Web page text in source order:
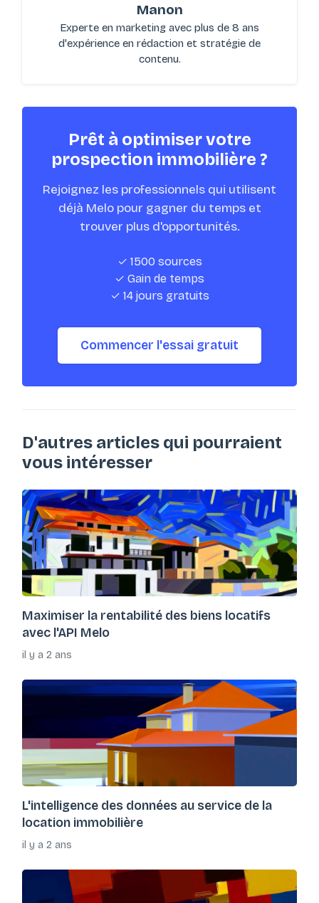
Manon
Experte en marketing avec plus de 8 ans
d'expérience en rédaction et stratégie de
contenu.
Prêt à optimiser votre
prospection immobilière ?
Rejoignez les professionnels qui utilisent
déjà Melo pour gagner du temps et
trouver plus d'opportunités.
✓ 1500 sources
✓ Gain de temps
✓ 14 jours gratuits
Commencer l'essai gratuit
D'autres articles qui pourraient
vous intéresser
Maximiser la rentabilité des biens locatifs
avec l'API Melo
il y a 2 ans
L'intelligence des données au service de la
location immobilière
il y a 2 ans